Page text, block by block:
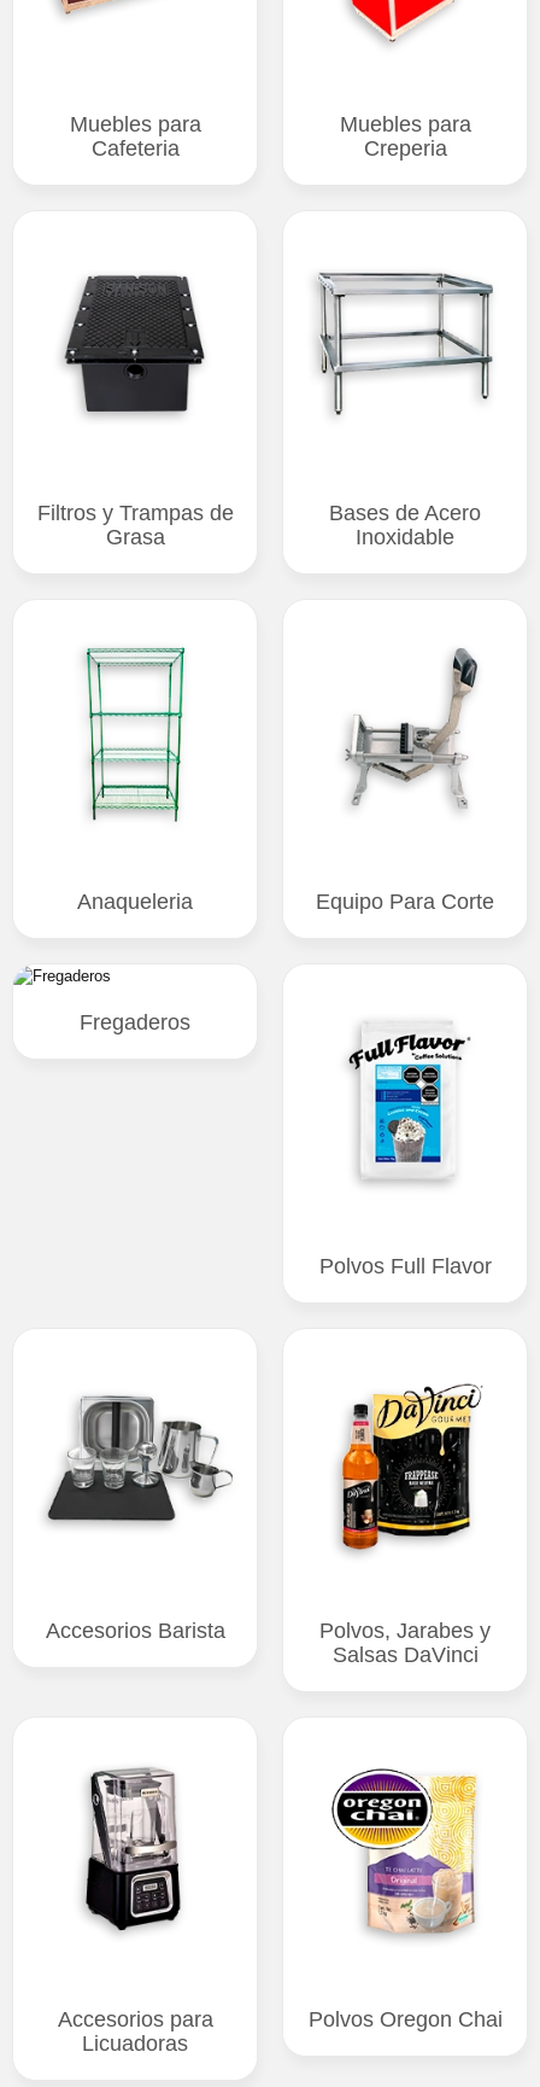
Muebles para
Cafeteria
Muebles para
Creperia
Filtros y Trampas de
Grasa
Bases de Acero
Inoxidable
Anaqueleria Equipo Para Corte
Fregaderos
Polvos Full Flavor
Accesorios Barista
Polvos, Jarabes y
Salsas DaVinci
Accesorios para
Licuadoras
Polvos Oregon Chai